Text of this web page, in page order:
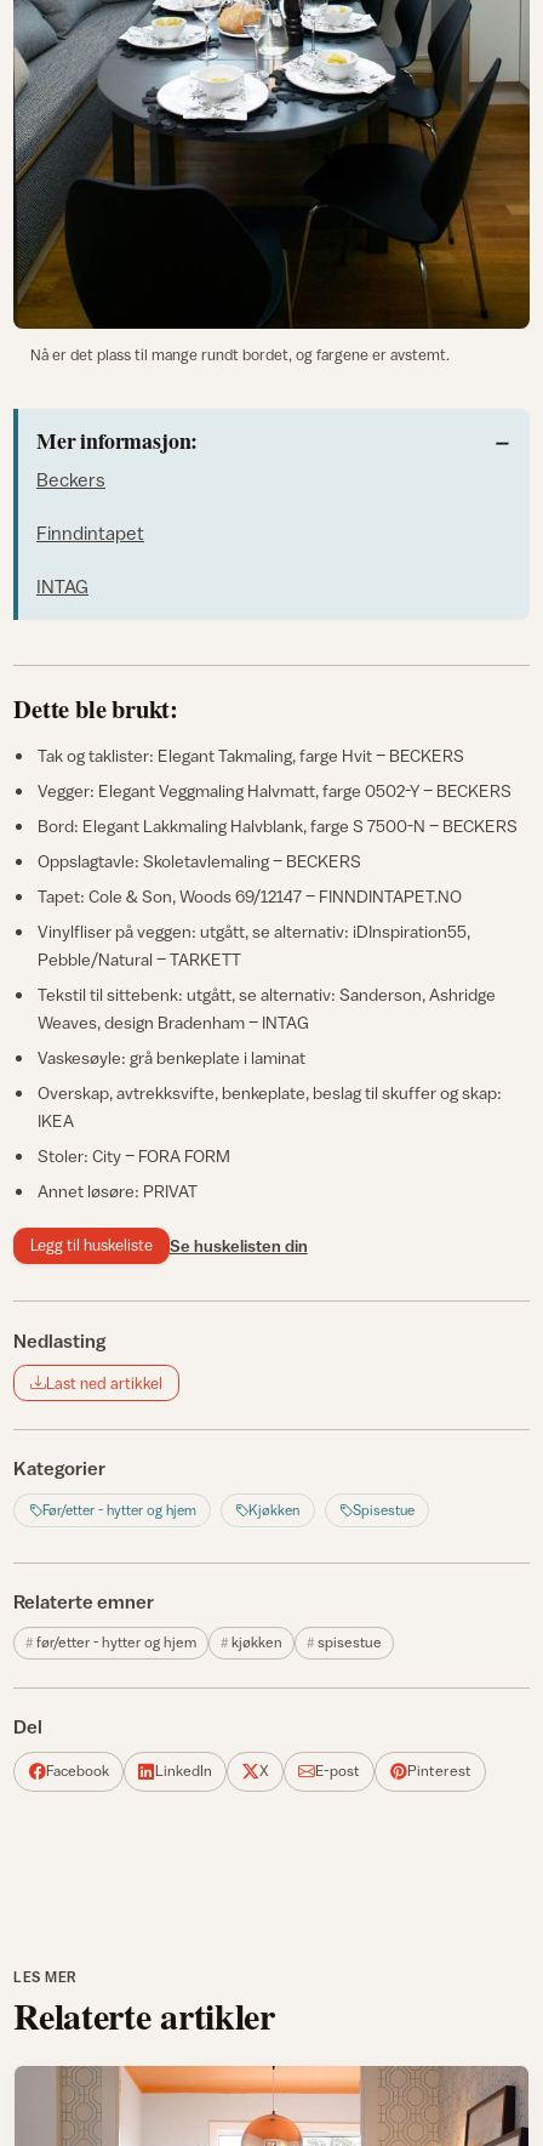
Nå er det plass til mange rundt bordet, og fargene er avstemt.
Mer informasjon:
Beckers
Finndintapet
INTAG
Dette ble brukt:
Tak og taklister: Elegant Takmaling, farge Hvit – BECKERS
Vegger: Elegant Veggmaling Halvmatt, farge 0502-Y – BECKERS
Bord: Elegant Lakkmaling Halvblank, farge S 7500-N – BECKERS
Oppslagtavle: Skoletavlemaling – BECKERS
Tapet: Cole & Son, Woods 69/12147 – FINNDINTAPET.NO
Vinylfliser på veggen: utgått, se alternativ: iDInspiration55,
Pebble/Natural – TARKETT
Tekstil til sittebenk: utgått, se alternativ: Sanderson, Ashridge
Weaves, design Bradenham – INTAG
Vaskesøyle: grå benkeplate i laminat
Overskap, avtrekksvifte, benkeplate, beslag til skuffer og skap:
IKEA
Stoler: City – FORA FORM
Annet løsøre: PRIVAT
Legg til huskeliste Se huskelisten din
Nedlasting
Last ned artikkel
Kategorier
Før/etter - hytter og hjem Kjøkken Spisestue
Relaterte emner
før/etter - hytter og hjem kjøkken spisestue
Del
Facebook LinkedIn X E-post Pinterest
LES MER
Relaterte artikler